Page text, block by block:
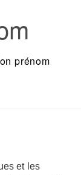
prénom
et les